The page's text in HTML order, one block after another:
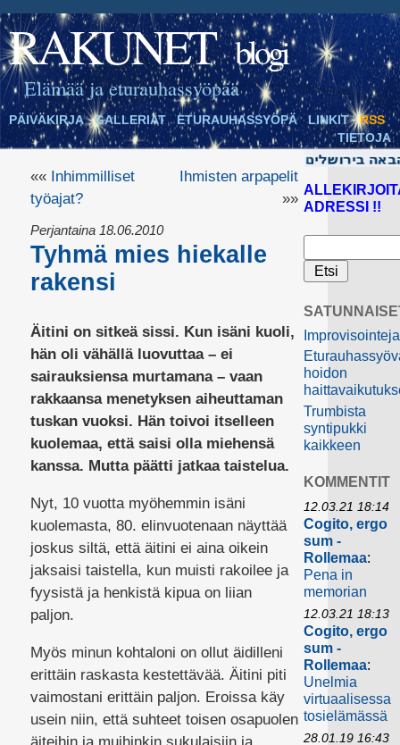
RAKUNET blogi
Elämää ja eturauhassyöpää
PÄIVÄKIRJA GALLERIAT ETURAUHASSYÖPÄ LINKIT
RSS
TIETOJA
«« Inhimmilliset
työajat?
Ihmisten arpapelit
»»
Perjantaina 18.06.2010
Tyhmä mies hiekalle
rakensi
Äitini on sitkeä sissi. Kun isäni kuoli,
hän oli vähällä luovuttaa – ei
sairauksiensa murtamana – vaan
rakkaansa menetyksen aiheuttaman
tuskan vuoksi. Hän toivoi itselleen
kuolemaa, että saisi olla miehensä
kanssa. Mutta päätti jatkaa taistelua.
Nyt, 10 vuotta myöhemmin isäni
kuolemasta, 80. elinvuotenaan näyttää
joskus siltä, että äitini ei aina oikein
jaksaisi taistella, kun muisti rakoilee ja
fyysistä ja henkistä kipua on liian
paljon.
Myös minun kohtaloni on ollut äidilleni
erittäin raskasta kestettävää. Äitini piti
vaimostani erittäin paljon. Eroissa käy
usein niin, että suhteet toisen osapuolen
äiteihin ja muihinkin sukulaisiin ja
ADRESSI !!
Improvisointeja
hoidon
Trumbista
syntipukki
kaikkeen
KOMMENTIT
12.03.21 18:14
Cogito, ergo
sum -
Rollemaa:
Pena in
memorian
12.03.21 18:13
Cogito, ergo
sum -
Rollemaa:
Unelmia
virtuaalisessa
tosielämässä
28.01.19 16:43